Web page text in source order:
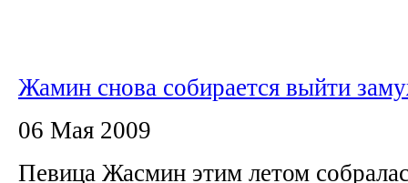
Жамин снова собирается выйти
06 Мая 2009
Певица Жасмин этим летом